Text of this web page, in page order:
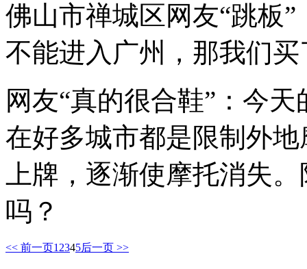
佛山市禅城区网友“跳板
不能进入广州，那我们
网友“真的很合鞋”：今
在好多城市都是限制外
上牌，逐渐使摩托消失
吗？
<< 前一页1 2345后一页 >>